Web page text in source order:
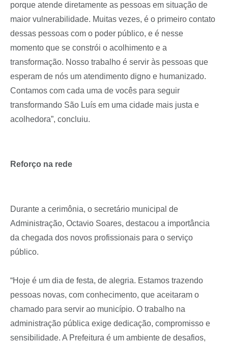
porque atende diretamente as pessoas em situação de
maior vulnerabilidade. Muitas vezes, é o primeiro contato
dessas pessoas com o poder público, e é nesse
momento que se constrói o acolhimento e a
transformação. Nosso trabalho é servir às pessoas que
esperam de nós um atendimento digno e humanizado.
Contamos com cada uma de vocês para seguir
transformando São Luís em uma cidade mais justa e
acolhedora”, concluiu.
Reforço na rede
Durante a cerimônia, o secretário municipal de
Administração, Octavio Soares, destacou a importância
da chegada dos novos profissionais para o serviço
público.
“Hoje é um dia de festa, de alegria. Estamos trazendo
pessoas novas, com conhecimento, que aceitaram o
chamado para servir ao município. O trabalho na
administração pública exige dedicação, compromisso e
sensibilidade. A Prefeitura é um ambiente de desafios,